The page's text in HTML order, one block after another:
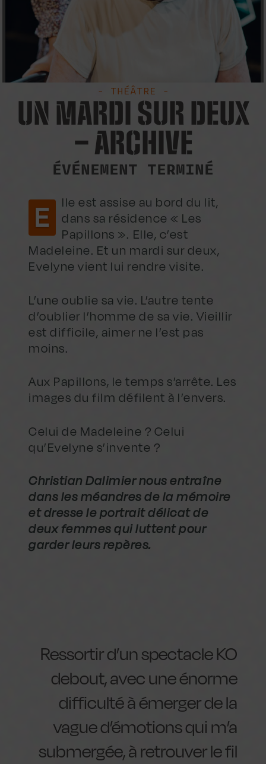
- THÉÂTRE -
UN MARDI SUR DEUX
– ARCHIVE
ÉVÉNEMENT TERMINÉ
E
lle est assise au bord du lit,
dans sa résidence « Les
Papillons ». Elle, c’est
Madeleine. Et un mardi sur deux,
Evelyne vient lui rendre visite.
L’une oublie sa vie. L’autre tente
d’oublier l’homme de sa vie. Vieillir
est difficile, aimer ne l’est pas
moins.
Aux Papillons, le temps s’arrête. Les
images du film défilent à l’envers.
Celui de Madeleine ? Celui
qu’Evelyne s’invente ?
Christian Dalimier nous entraîne
dans les méandres de la mémoire
et dresse le portrait délicat de
deux femmes qui luttent pour
garder leurs repères.
Ressortir d’un spectacle KO
debout, avec une énorme
difficulté à émerger de la
vague d’émotions qui m’a
submergée, à retrouver le fil